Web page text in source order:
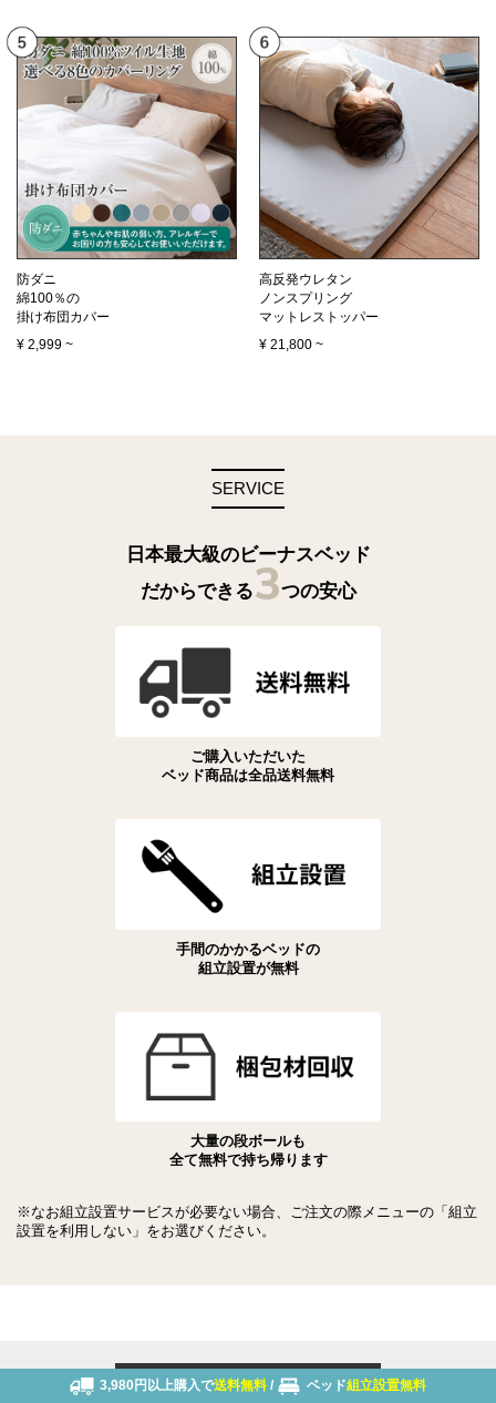
防ダニ
綿100％の
掛け布団カバー
¥ 2,999 ~
高反発ウレタン
ノンスプリング
マットレストッパー
¥ 21,800 ~
SERVICE
日本最大級のビーナスベッド
だからできる3つの安心
ご購入いただいた
ベッド商品は全品送料無料
手間のかかるベッドの
組立設置が無料
大量の段ボールも
全て無料で持ち帰ります
※なお組立設置サービスが必要ない場合、ご注文の際メニューの「組立
設置を利用しない」をお選びください。
メールでのお問い合わせはこちら
3,980円以上購入で送料無料 / ベッド組立設置無料